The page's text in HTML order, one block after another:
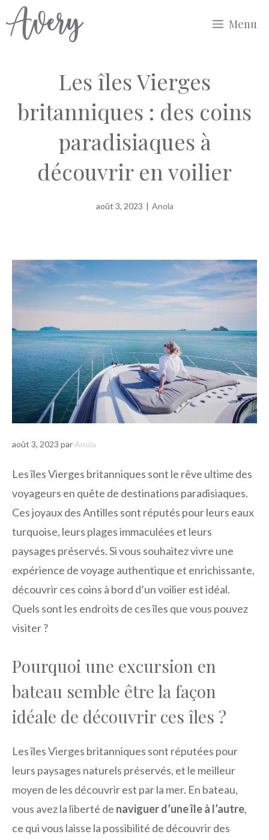
Aller
au
Menu
Les îles Vierges
britanniques : des coins
paradisiaques à
découvrir en voilier
août 3, 2023 | Anola
août 3, 2023 par Anola
Les îles Vierges britanniques sont le rêve ultime des
voyageurs en quête de destinations paradisiaques.
Ces joyaux des Antilles sont réputés pour leurs eaux
turquoise, leurs plages immaculées et leurs
paysages préservés. Si vous souhaitez vivre une
expérience de voyage authentique et enrichissante,
découvrir ces coins à bord d’un voilier est idéal.
Quels sont les endroits de ces îles que vous pouvez
visiter ?
Pourquoi une excursion en
bateau semble être la façon
idéale de découvrir ces îles ?
Les îles Vierges britanniques sont réputées pour
leurs paysages naturels préservés, et le meilleur
moyen de les découvrir est par la mer. En bateau,
vous avez la liberté de naviguer d’une île à l’autre,
ce qui vous laisse la possibilité de découvrir des